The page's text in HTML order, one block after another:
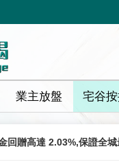
業主放盤 宅谷
回贈高達 2.03%,保證全城